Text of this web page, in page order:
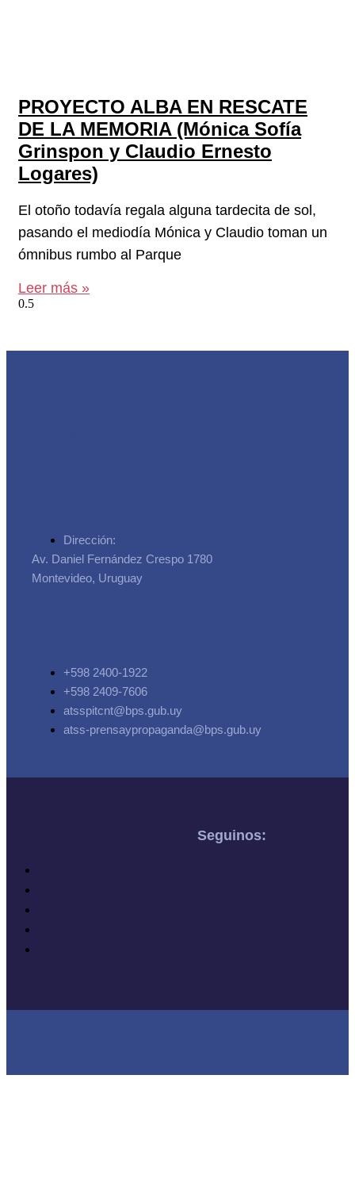
PROYECTO ALBA EN RESCATE
DE LA MEMORIA (Mónica Sofía
Grinspon y Claudio Ernesto
Logares)
El otoño todavía regala alguna tardecita de sol,
pasando el mediodía Mónica y Claudio toman un
ómnibus rumbo al Parque
Leer más »
Dirección:
Av. Daniel Fernández Crespo 1780
Montevideo, Uruguay
+598 2400-1922
+598 2409-7606
atsspitcnt@bps.gub.uy
atss-prensaypropaganda@bps.gub.uy
Seguinos: